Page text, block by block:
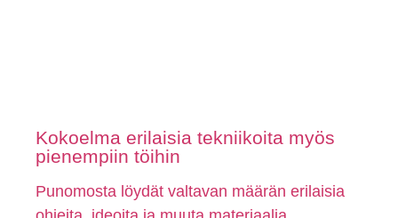
Kokoelma erilaisia tekniikoita myös
pienempiin töihin
Punomosta löydät valtavan määrän erilaisia